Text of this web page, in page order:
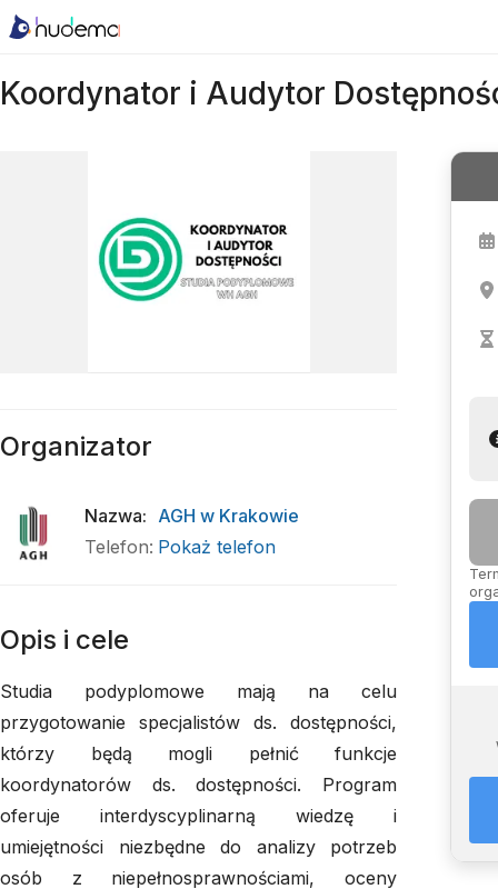
Koordynator i Audytor
Organizator
Nazwa: AGH w Krakowie
Telefon: Pokaż telefon
Opis i cele
Studia podyplomowe mają na celu
przygotowanie specjalistów ds. dostępności,
którzy będą mogli pełnić funkcje
koordynatorów ds. dostępności. Program
oferuje interdyscyplinarną wiedzę i
umiejętności niezbędne do analizy potrzeb
osób z niepełnosprawnościami, oceny